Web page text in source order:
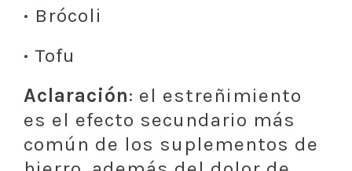
· Brócoli
· Tofu
Aclaración: el estreñimiento
es el efecto secundario más
común de los suplementos de